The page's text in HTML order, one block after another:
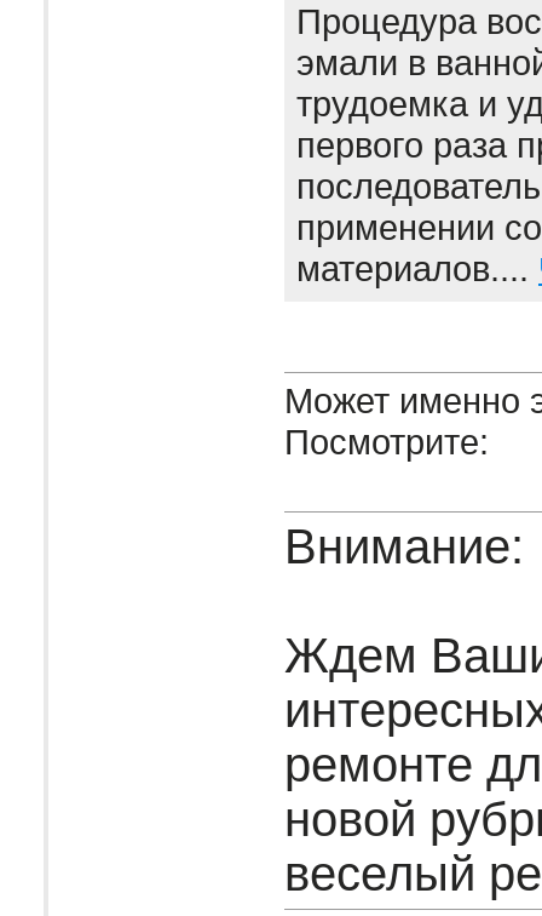
Процедура
эмали в
трудоемка и
первого раза
применении
материалов....
Может именно
Посмотрите:
Внимание:
Ждем
ремонте
новой
веселый